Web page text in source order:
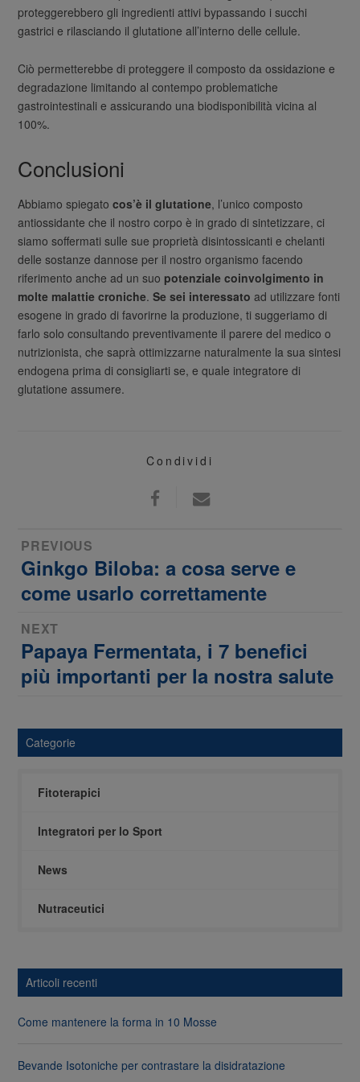
proteggerebbero gli ingredienti attivi bypassando i succhi
gastrici e rilasciando il glutatione all’interno delle cellule.
Ciò permetterebbe di proteggere il composto da ossidazione e
degradazione limitando al contempo problematiche
gastrointestinali e assicurando una biodisponibilità vicina al
100%.
Conclusioni
Abbiamo spiegatocos’è il glutatione, l’unico composto
antiossidante che il nostro corpo è in grado di sintetizzare, ci
siamo soffermati sulle sue proprietà disintossicanti e chelanti
delle sostanze dannose per il nostro organismo facendo
riferimento anche ad un suo potenziale coinvolgimento in
molte malattie croniche.Se sei interessato ad utilizzare fonti
esogene in grado di favorirne la produzione, ti suggeriamo di
farlo solo consultando preventivamente il parere del medico o
nutrizionista, che saprà ottimizzarne naturalmente la sua sintesi
endogena prima di consigliarti se, e quale integratore di
glutatione assumere.
Condividi
Navigazione
articoli
PREVIOUS
Previous
Ginkgo Biloba: a cosa serve e
come usarlo correttamente
NEXT
Next
post:
Papaya Fermentata, i 7 benefici
più importanti per la nostra salute
Categorie
Fitoterapici
Integratori per lo Sport
News
Nutraceutici
Articoli recenti
Come mantenere la forma in 10 Mosse
Bevande Isotoniche per contrastare la disidratazione